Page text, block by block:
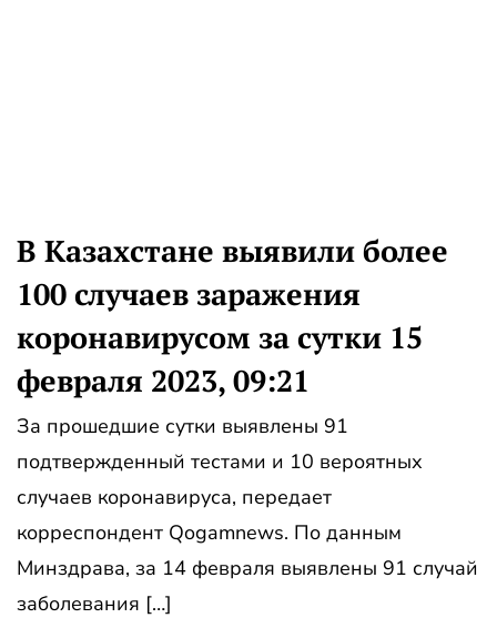
В Казахстане выявили более
100 случаев заражения
коронавирусом за сутки 15
февраля 2023, 09:21
За прошедшие сутки выявлены 91
подтвержденный тестами и 10 вероятных
случаев коронавируса, передает
корреспондент Qogamnews. По данным
Минздрава, за 14 февраля выявлены 91 случай
заболевания […]